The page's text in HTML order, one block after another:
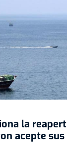
la
acepte